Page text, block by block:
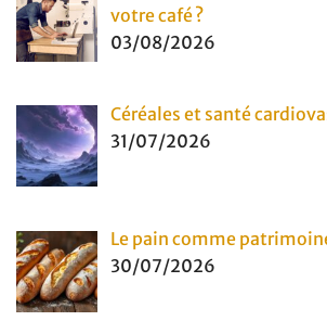
votre café ?
03/08/2026
Céréales et santé
31/07/2026
Le pain comme
30/07/2026